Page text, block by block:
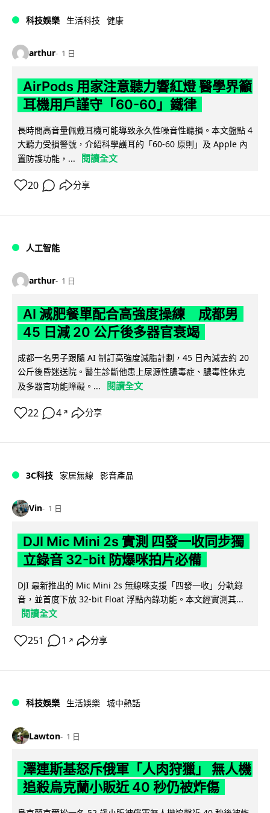
科技娛樂 生活科技 健康
arthur 1 日
AirPods 用家注意聽力響紅燈 醫學界籲
耳機用戶謹守「60-60」鐵律
長時間高音量佩戴耳機可能導致永久性噪音性聽損。本文盤點 4
大聽力受損警號，介紹科學護耳的「60-60 原則」及 Apple 內
置防護功能，...
閱讀全文
20 分享
人工智能
arthur 1 日
AI 減肥餐單配合高強度操練 成都男
45 日減 20 公斤後多器官衰竭
成都一名男子跟隨 AI 制訂高強度減脂計劃，45 日內減去約 20
公斤後昏迷送院。醫生診斷他患上尿源性膿毒症、膿毒性休克
及多器官功能障礙。...
閱讀全文
22 4 ↗ 分享
3C科技 家居無線 影音產品
Vin 1 日
DJI Mic Mini 2s 實測 四發一收同步獨
立錄音 32-bit 防爆咪拍片必備
DJI 最新推出的 Mic Mini 2s 無線咪支援「四發一收」分軌錄
音，並首度下放 32-bit Float 浮點內錄功能。本文經實測其...
閱讀全文
251 1 ↗ 分享
科技娛樂 生活娛樂 城中熱話
Lawton 1 日
澤連斯基怒斥俄軍「人肉狩獵」 無人機
追殺烏克蘭小販近 40 秒仍被炸傷